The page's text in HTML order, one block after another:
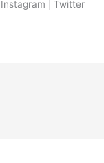
| Twitter